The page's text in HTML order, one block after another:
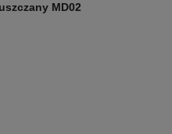
MD02